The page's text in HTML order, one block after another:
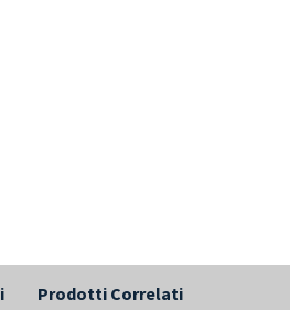
Prodotti Correlati